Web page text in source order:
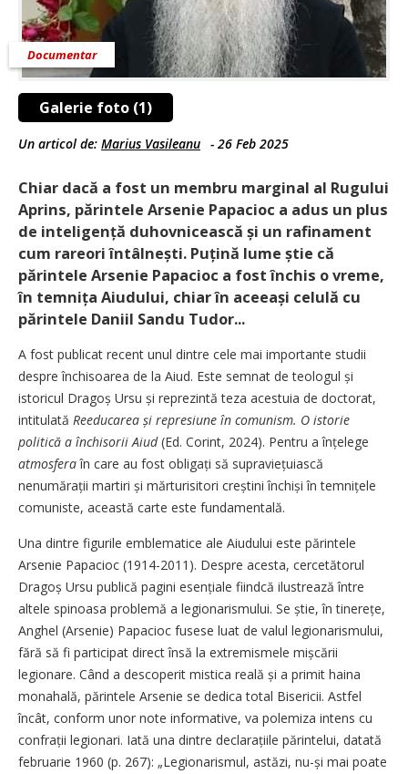
Galerie foto (1)
Documentar
Un articol de: Marius Vasileanu - 26 Feb 2025
Chiar dacă a fost un membru marginal al Rugului
Aprins, părintele Arsenie Papacioc a adus un plus
de inteligență duhovnicească și un rafinament
cum rareori întâlnești. Puțină lume știe că
părintele Arsenie Papacioc a fost închis o vreme,
în temnița Aiudului, chiar în aceeași celulă cu
părintele Daniil Sandu Tudor...
A fost publicat recent unul dintre cele mai importante studii
despre închisoarea de la Aiud. Este semnat de teologul și
istoricul Dragoș Ursu și reprezintă teza acestuia de doctorat,
intitulată Reeducarea și represiune în comunism. O istorie
politică a închisorii Aiud(Ed. Corint, 2024). Pentru a înțelege
atmosferaîn care au fost obligați să supraviețuiască
nenumărații martiri și mărturisitori creștini închiși în temnițele
comuniste, această carte este fundamentală.
Una dintre figurile emblematice ale Aiudului este părintele
Arsenie Papacioc (1914-2011). Despre acesta, cercetătorul
Dragoș Ursu publică pagini esențiale fiindcă ilustrează între
altele spinoasa problemă a legionarismului. Se știe, în tinerețe,
Anghel (Arsenie) Papacioc fusese luat de valul legionarismului,
fără să fi participat direct însă la extremismele mișcării
legionare. Când a descoperit mistica reală și a primit haina
monahală, părintele Arsenie se dedica total Bisericii. Astfel
încât, conform unor note informative, va polemiza intens cu
confrații legionari. Iată una dintre declarațiile părintelui, datată
februarie 1960 (p. 267): „Legionarismul, astăzi, nu-și mai poate